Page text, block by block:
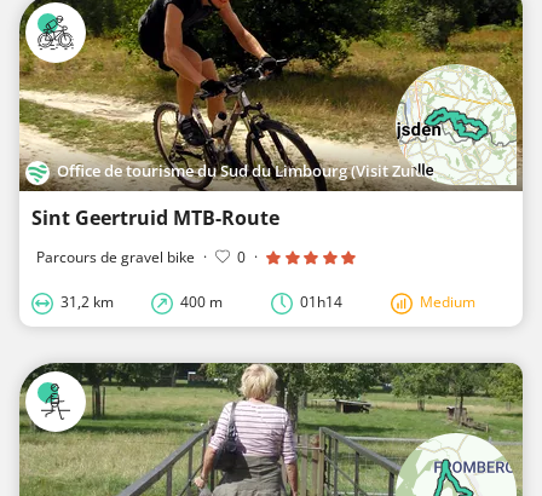
Office de tourisme du Sud du Limbourg (Visit Zuid-Limburg)
Sint Geertruid MTB-Route
Parcours de gravel bike · 0 ·
31,2 km 400 m 01h14 Medium